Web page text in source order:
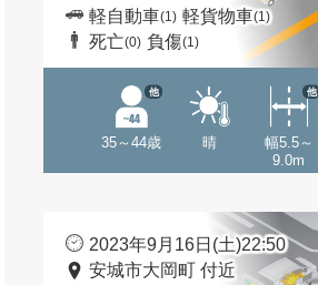
軽自動車(1) 軽貨物車(1)
死亡(0) 負傷(1)
35～44歳
他
晴
幅5.5～
9.0m
他
2023年9月16日(土)22:50
安城市大岡町 付近